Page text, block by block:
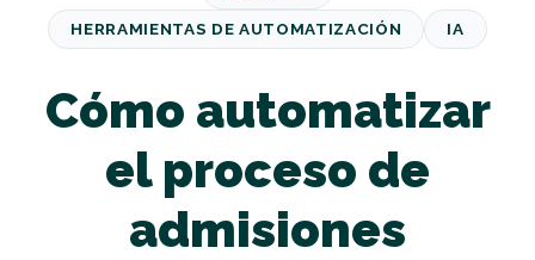
HERRAMIENTAS DE AUTOMATIZACIÓN IA
Cómo automatizar
el proceso de
admisiones